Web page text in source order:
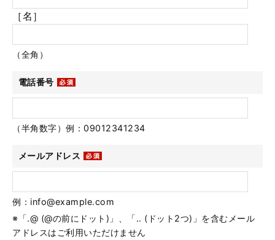
［名］
（全角）
電話番号
（半角数字）例：09012341234
メールアドレス
例：info@example.com
※「.@ (@の前にドット)」、「.. (ドット2つ)」を含むメール
アドレスはご利用いただけません